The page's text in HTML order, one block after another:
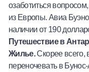
озаботиться
из Европы. Авиа
наличии от 190
Путешествие в
Жилье.Скорее всего,
переночевать в